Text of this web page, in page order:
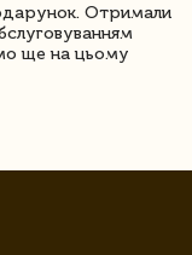
Отримали
ще на цьому